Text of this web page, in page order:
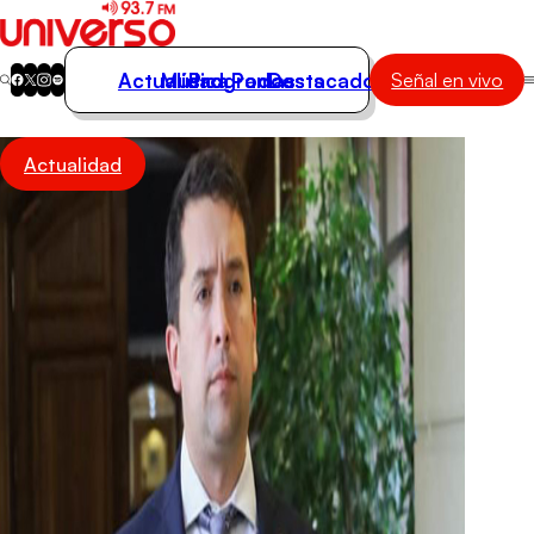
Actualidad
Música
Programas
Destacados
Actualidad
Música
Programas
Podcasts
Destacados Señal en vivo
Actualidad